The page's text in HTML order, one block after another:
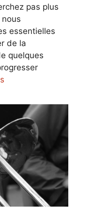
pas plus
essentielles
de la
quelques